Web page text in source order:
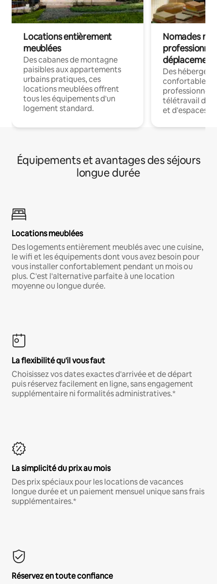
Locations entièrement
meublées
Des cabanes de montagne
paisibles aux appartements
urbains pratiques, ces
locations meublées offrent
tous les équipements d'un
logement standard.
Nomades
déplacement
Des
confortables
professionnels
télétravail
et d'espaces
Équipements et avantages des séjours
longue durée
Locations meublées
Des logements entièrement meublés avec une cuisine,
le wifi et les équipements dont vous avez besoin pour
vous installer confortablement pendant un mois ou
plus. C'est l'alternative parfaite à une location
moyenne ou longue durée.
La flexibilité qu'il vous faut
Choisissez vos dates exactes d'arrivée et de départ
puis réservez facilement en ligne, sans engagement
supplémentaire ni formalités administratives.*
La simplicité du prix au mois
Des prix spéciaux pour les locations de vacances
longue durée et un paiement mensuel unique sans frais
supplémentaires.*
Réservez en toute confiance